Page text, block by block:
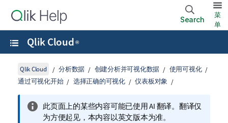
Search
菜
单
Qlik Cloud ®
Qlik Cloud 分析数据 创建分析并可视化数据
使用可视化
通过可视化开始
选择正确的可视化 仪表板对象
此页面上的某些内容可能已使用 AI 翻译。翻译仅
为方便起见，本内容以英文版本为准。